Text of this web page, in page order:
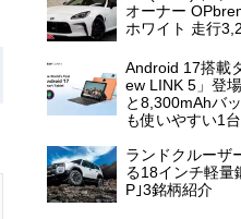
オーナー
ホワイト 走行
Android 17搭載
ew LINK 5」登
と8,300mAhバ
も使いやすい1台
ランドクルーザ
る18インチ軽量
P｣3銘柄紹介